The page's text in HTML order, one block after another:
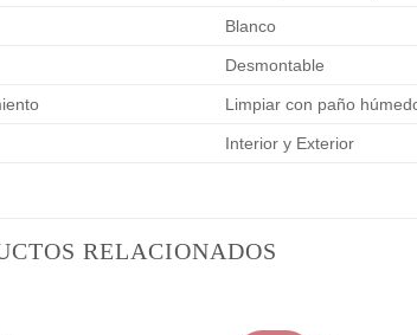
Blanco
Desmontable
Limpiar con paño
Interior y Exterior
RELACIONADOS